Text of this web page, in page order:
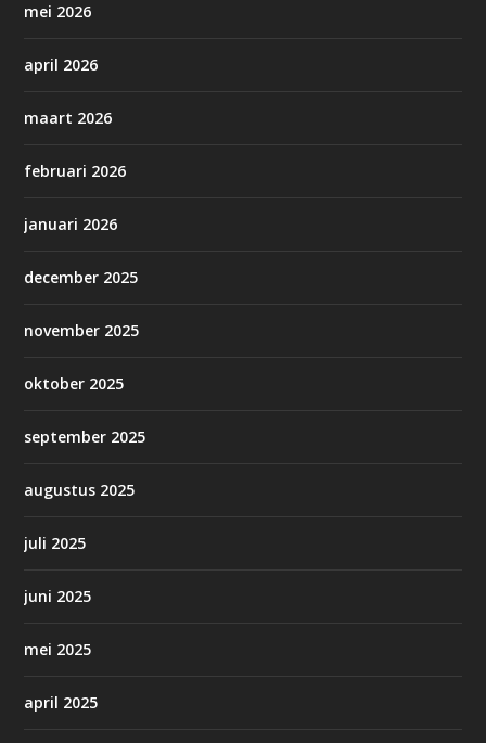
mei 2026
april 2026
maart 2026
februari 2026
januari 2026
december 2025
november 2025
oktober 2025
september 2025
augustus 2025
juli 2025
juni 2025
mei 2025
april 2025